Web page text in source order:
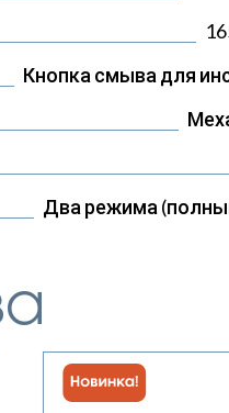
Кнопка смыва для
Два режима